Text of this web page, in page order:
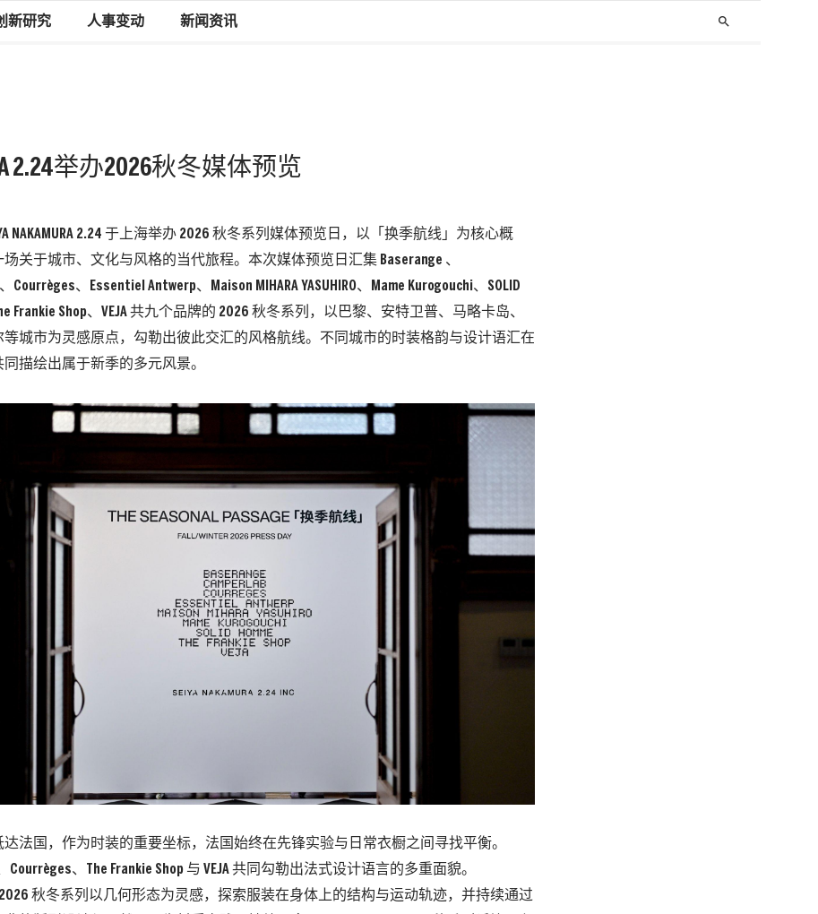
新研究 人事变动 新闻资讯 search
2.24举办2026秋冬媒体预览
NAKAMURA 2.24 于上海举办 2026 秋冬系列媒体预览日，以「换季航线」为核心概
关于城市、文化与风格的当代旅程。本次媒体预览日汇集 Baserange 、
、Courrèges、Essentiel Antwerp、Maison MIHARA YASUHIRO、Mame Kurogouchi、SOLID
Frankie Shop、VEJA 共九个品牌的 2026 秋冬系列，以巴黎、安特卫普、马略卡岛、
等城市为灵感原点，勾勒出彼此交汇的风格航线。不同城市的时装格韵与设计语汇在
同描绘出属于新季的多元风景。
达法国，作为时装的重要坐标，法国始终在先锋实验与日常衣橱之间寻找平衡。
Courrèges、The Frankie Shop 与 VEJA 共同勾勒出法式设计语言的多重面貌。
2026 秋冬系列以几何形态为灵感，探索服装在身体上的结构与运动轨迹，并持续通过